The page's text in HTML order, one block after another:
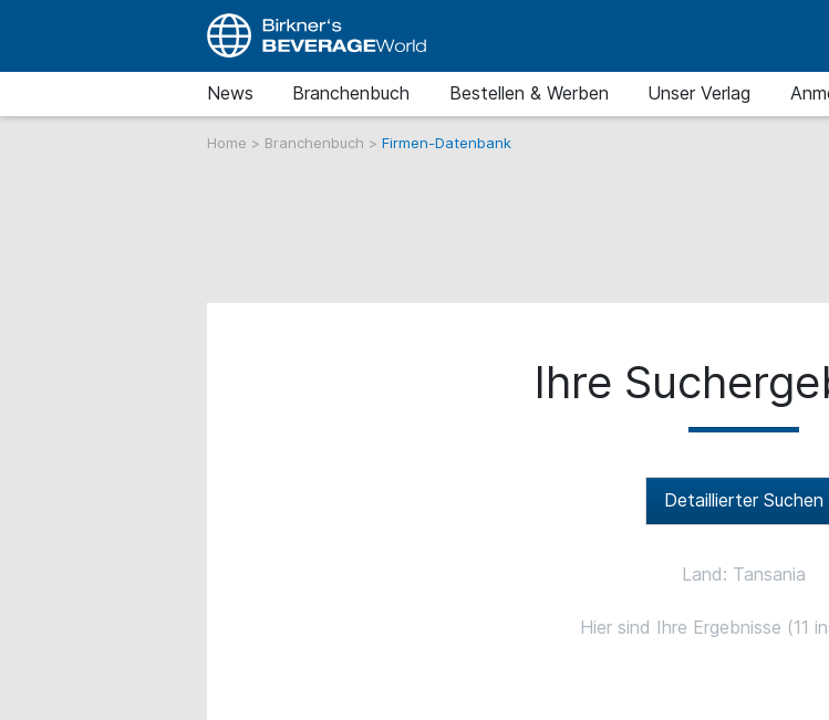
News Branchenbuch Bestellen & Werben Unser Verlag
Home > Branchenbuch > Firmen-Datenbank
Ihre
Detaillierter Suchen
Land: Tansania
Hier sind Ihre Ergebnisse (11